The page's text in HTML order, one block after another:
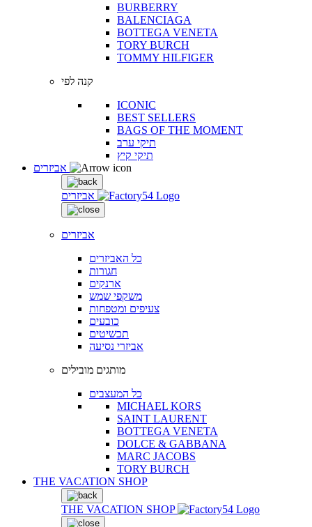
BURBERRY
BALENCIAGA
BOTTEGA VENETA
TORY BURCH
TOMMY HILFIGER
קנה לפי
ICONIC
BEST SELLERS
BAGS OF THE MOMENT
תיקי ערב
תיקי קיץ
אביזרים
אביזרים
כל האביזרים
חגורות
ארנקים
משקפי שמש
צעיפים ומטפחות
כובעים
תכשיטים
אביזרי נסיעה
מותגים מובילים
כל המעצבים
MICHAEL KORS
SAINT LAURENT
BOTTEGA VENETA
DOLCE & GABBANA
MARC JACOBS
TORY BURCH
THE VACATION SHOP
THE VACATION SHOP